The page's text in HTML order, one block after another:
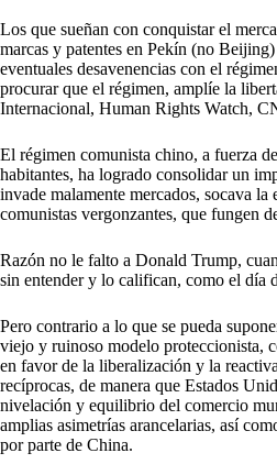
Los que sueñan con conquistar el
marcas y patentes en Pekín (no
eventuales desavenencias con el
procurar que el régimen, amplíe la
Internacional, Human Rights Watch,
El régimen comunista chino, a fuerza
habitantes, ha logrado consolidar un
invade malamente mercados, socava la
comunistas vergonzantes, que fungen
Razón no le falto a Donald Trump,
sin entender y lo califican, como el día
Pero contrario a lo que se pueda
viejo y ruinoso modelo proteccionista,
en favor de la liberalización y la
recíprocas, de manera que Estados
nivelación y equilibrio del comercio
amplias asimetrías arancelarias, así
por parte de China.